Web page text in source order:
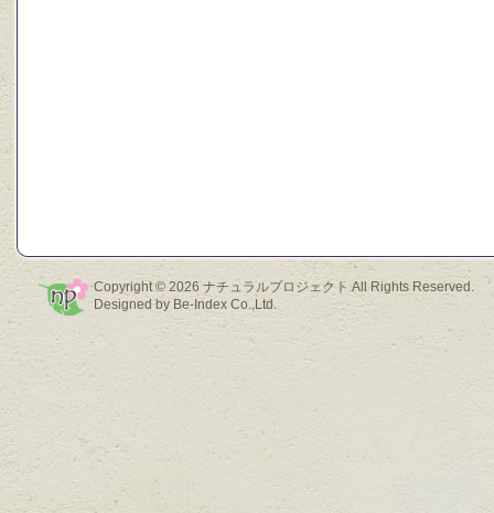
Copyright © 2026 ナチュラルプロジェクトAll Rights Reserved.
Designed by Be-Index Co.,Ltd.